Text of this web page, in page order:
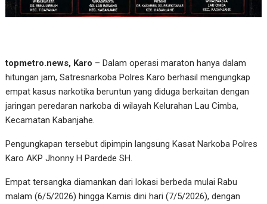
topmetro.news, Karo – Dalam operasi maraton hanya dalam
hitungan jam, Satresnarkoba Polres Karo berhasil mengungkap
empat kasus narkotika beruntun yang diduga berkaitan dengan
jaringan peredaran narkoba di wilayah Kelurahan Lau Cimba,
Kecamatan Kabanjahe.
Pengungkapan tersebut dipimpin langsung Kasat Narkoba Polres
Karo AKP Jhonny H Pardede SH.
Empat tersangka diamankan dari lokasi berbeda mulai Rabu
malam (6/5/2026) hingga Kamis dini hari (7/5/2026), dengan